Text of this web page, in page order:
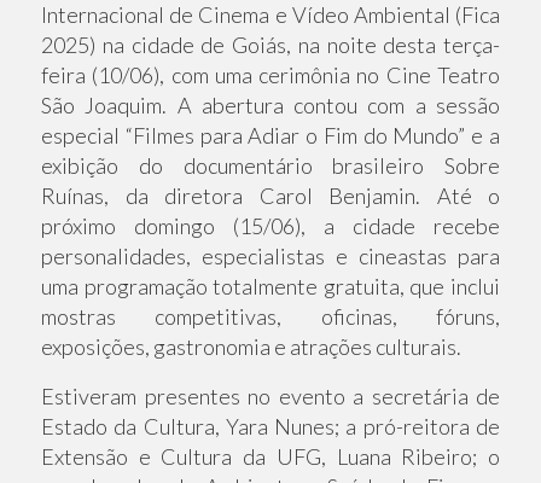
Internacional de Cinema e Vídeo Ambiental (Fica
2025) na cidade de Goiás, na noite desta terça-
feira (10/06), com uma cerimônia no Cine Teatro
São Joaquim. A abertura contou com a sessão
especial “Filmes para Adiar o Fim do Mundo” e a
exibição do documentário brasileiro Sobre
Ruínas, da diretora Carol Benjamin. Até o
próximo domingo (15/06), a cidade recebe
personalidades, especialistas e cineastas para
uma programação totalmente gratuita, que inclui
mostras competitivas, oficinas, fóruns,
exposições, gastronomia e atrações culturais.
Estiveram presentes no evento a secretária de
Estado da Cultura, Yara Nunes; a pró-reitora de
Extensão e Cultura da UFG, Luana Ribeiro; o